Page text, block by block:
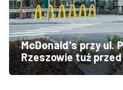
McDonald's przy ul.
Rzeszowie tuż